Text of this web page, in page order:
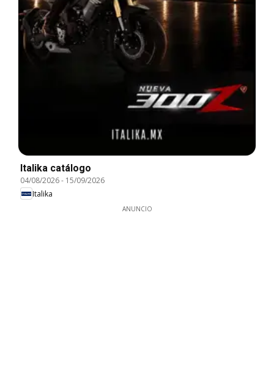
Italika catálogo
04/08/2026- 15/09/2026
Italika
ANUNCIO